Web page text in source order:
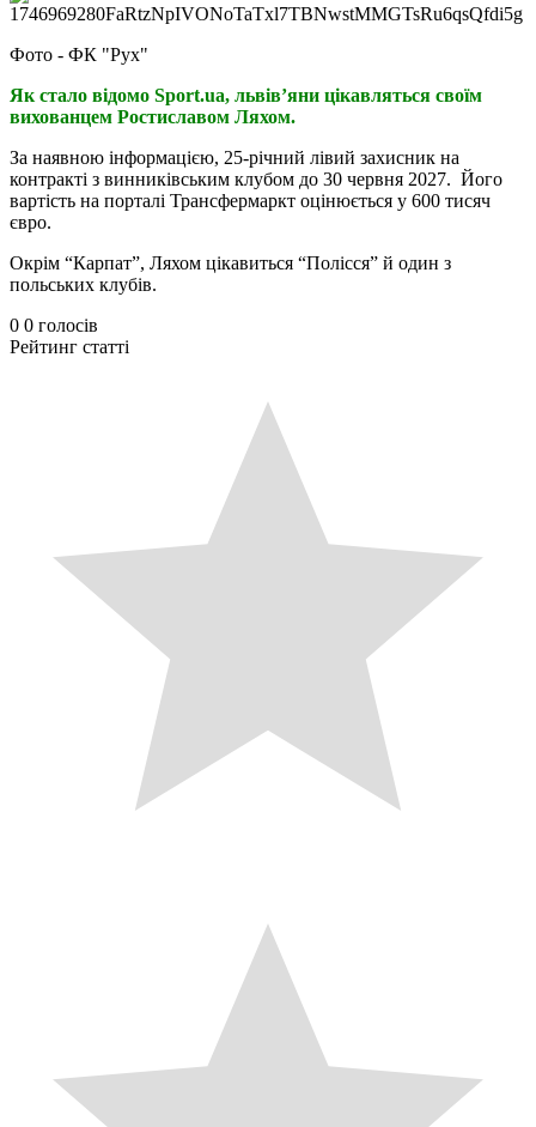
Фото - ФК "Рух"
Як стало відомо Sport.ua, львів’яни цікавляться своїм
вихованцем Ростиславом Ляхом.
За наявною інформацією, 25-річний лівий захисник на
контракті з винниківським клубом до 30 червня 2027. Його
вартість на порталі Трансфермаркт оцінюється у 600 тисяч
євро.
Окрім “Карпат”, Ляхом цікавиться “Полісся” й один з
польських клубів.
0 0 голосів
Рейтинг статті